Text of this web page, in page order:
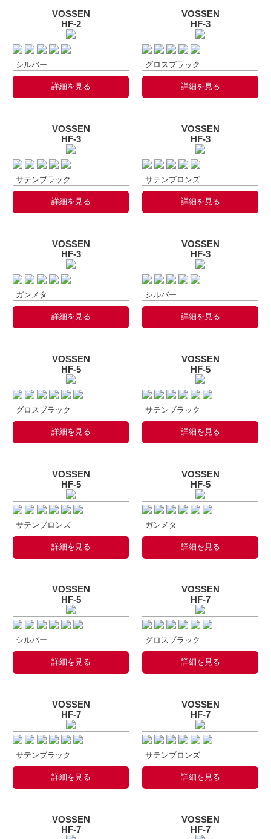
VOSSEN
HF-2
シルバー
詳細を見る
VOSSEN
HF-3
グロスブラック
詳細を見る
VOSSEN
HF-3
サテンブラック
詳細を見る
VOSSEN
HF-3
サテンブロンズ
詳細を見る
VOSSEN
HF-3
ガンメタ
詳細を見る
VOSSEN
HF-3
シルバー
詳細を見る
VOSSEN
HF-5
グロスブラック
詳細を見る
VOSSEN
HF-5
サテンブラック
詳細を見る
VOSSEN
HF-5
サテンブロンズ
詳細を見る
VOSSEN
HF-5
ガンメタ
詳細を見る
VOSSEN
HF-5
シルバー
詳細を見る
VOSSEN
HF-7
グロスブラック
詳細を見る
VOSSEN
HF-7
サテンブラック
詳細を見る
VOSSEN
HF-7
サテンブロンズ
詳細を見る
VOSSEN
HF-7
VOSSEN
HF-7